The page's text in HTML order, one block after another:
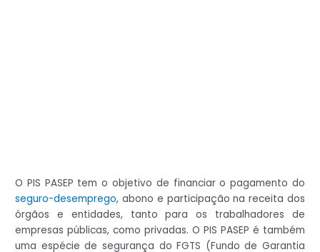
O PIS PASEP tem o objetivo de financiar o pagamento do
seguro-desemprego, abono e participação na receita dos
órgãos e entidades, tanto para os trabalhadores de
empresas públicas, como privadas. O PIS PASEP é também
uma espécie de segurança do FGTS (Fundo de Garantia